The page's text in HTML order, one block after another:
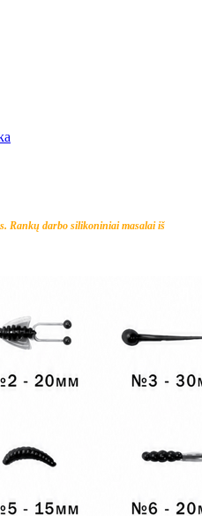
Rankų darbo silikoniniai masalai iš